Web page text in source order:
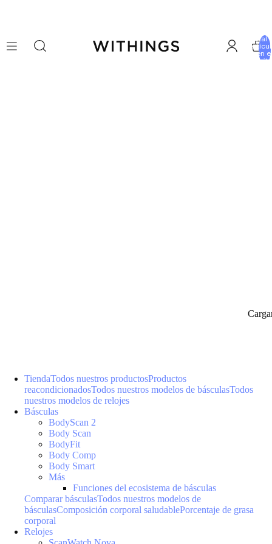
Total
en el
TiendaTodos nuestros productosProductos
reacondicionadosTodos nuestros modelos de básculasTodos
nuestros modelos de relojes
Básculas
BodyScan 2
Body Scan
BodyFit
Body Comp
Body Smart
Más
Funciones del ecosistema de básculas
Comparar básculasTodos nuestros modelos de
básculasComposición corporal saludablePorcentaje de grasa
corporal
Relojes